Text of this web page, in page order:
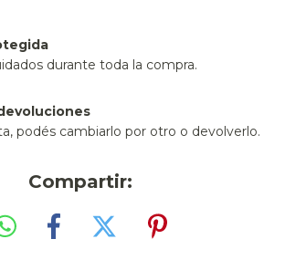
durante toda la compra.
podés cambiarlo por otro o devolverlo.
Compartir: